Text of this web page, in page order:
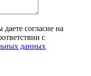
согласие на
с
данных